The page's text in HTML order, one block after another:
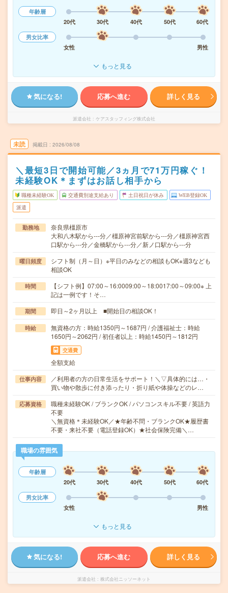
年齢層
20代
30代 40代 50代
60代
男女比率
女性
男性
もっと見る
気になる! 応募へ進む 詳しく見る
派遣会社 ケアスタッフィング株式会社
未読 掲載日 2026/08/08
＼最短3日で開始可能／3ヵ月で71万円稼ぐ！
未経験OK＊まずはお話し相手から
職種未経験OK 交通費別途支給あり 土日祝日が休み WEB登録OK
派遣
勤務地
奈良県橿原市
大和八木駅から---分／橿原神宮前駅から---分／橿原神宮西
口駅から---分／金橋駅から---分／新ノ口駅から---分
曜日頻度
シフト制（月～日）※平日のみなどの相談もOK※週3なども
相談OK
時間
【シフト例】07:00～16:0009:00～18:0017:00～09:00※ 上
記は一例です！そ…
期間 即日～2ヶ月以上 ■開始日の相談OK！
時給
無資格の方：時給1350円～1687円 / 介護福祉士：時給
1650円～2062円 / 初任者以上：時給1450円～1812円
交通費
全額支給
仕事内容
／利用者の方の日常生活をサポート！＼▽具体的には…・
買い物や散歩に付き添ったり・折り紙や体操などのレ…
応募資格
職種未経験OK / ブランクOK / パソコンスキル不要 / 英語力
不要
＼無資格＊未経験OK／★年齢不問・ブランクOK★履歴書
不要・来社不要（電話登録OK）★社会保険完備＼…
職場の雰囲気
年齢層
20代
30代 40代 50代
60代
男女比率
女性
男性
もっと見る
気になる! 応募へ進む 詳しく見る
派遣会社 株式会社ニッソーネット